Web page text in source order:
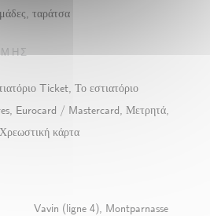
ταράτσα
Ticket, Το εστιατόριο
Eurocard / Mastercard, Μετρητά,
κάρτα
Vavin (ligne 4), Montparnasse